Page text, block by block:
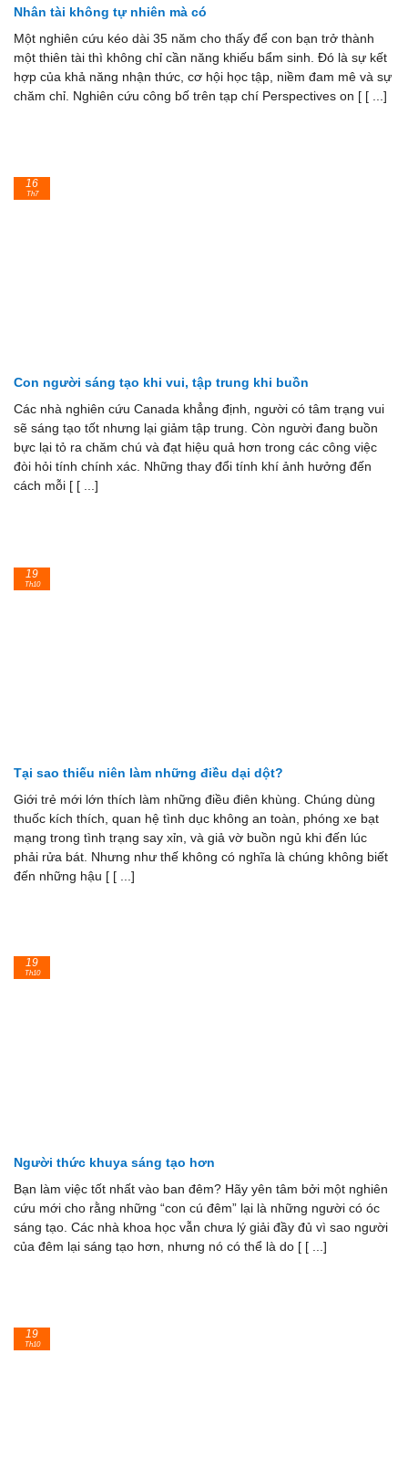
Nhân tài không tự nhiên mà có
Một nghiên cứu kéo dài 35 năm cho thấy để con bạn trở thành
một thiên tài thì không chỉ cần năng khiếu bẩm sinh. Đó là sự kết
hợp của khả năng nhận thức, cơ hội học tập, niềm đam mê và sự
chăm chỉ. Nghiên cứu công bố trên tạp chí Perspectives on [ [ ...]
Con người sáng tạo khi vui, tập trung khi buồn
Các nhà nghiên cứu Canada khẳng định, người có tâm trạng vui
sẽ sáng tạo tốt nhưng lại giảm tập trung. Còn người đang buồn
bực lại tỏ ra chăm chú và đạt hiệu quả hơn trong các công việc
đòi hỏi tính chính xác. Những thay đổi tính khí ảnh hưởng đến
cách mỗi [ [ ...]
16
Th7
Tại sao thiếu niên làm những điều dại dột?
Giới trẻ mới lớn thích làm những điều điên khùng. Chúng dùng
thuốc kích thích, quan hệ tình dục không an toàn, phóng xe bạt
mạng trong tình trạng say xỉn, và giả vờ buồn ngủ khi đến lúc
phải rửa bát. Nhưng như thế không có nghĩa là chúng không biết
đến những hậu [ [ ...]
19
Th10
Người thức khuya sáng tạo hơn
Bạn làm việc tốt nhất vào ban đêm? Hãy yên tâm bởi một nghiên
cứu mới cho rằng những “con cú đêm” lại là những người có óc
sáng tạo. Các nhà khoa học vẫn chưa lý giải đầy đủ vì sao người
của đêm lại sáng tạo hơn, nhưng nó có thể là do [ [ ...]
19
Th10
19
Th10